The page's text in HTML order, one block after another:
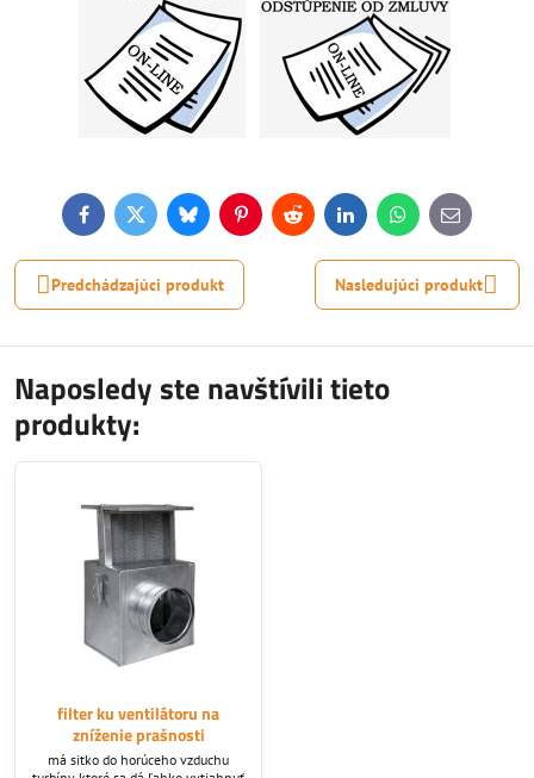
FacebookTwitterBlueskyPinterestReddit LinkedInWhatsApp
E-
mail
Predchádzajúci produkt Nasledujúci produkt
Naposledy ste navštívili tieto
produkty:
filter ku ventilátoru na
zníženie prašnosti
má sitko do horúceho vzduchu